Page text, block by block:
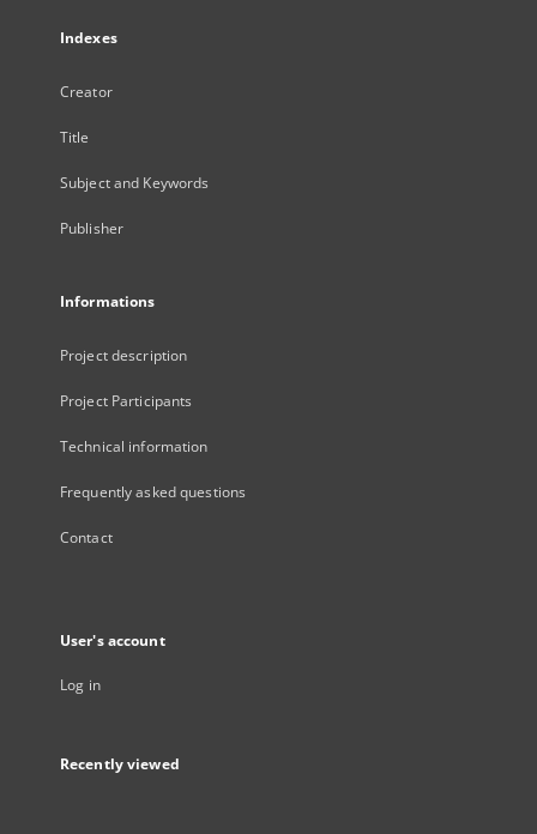
Indexes
Creator
Title
Subject and Keywords
Publisher
Informations
Project description
Project Participants
Technical information
Frequently asked questions
Contact
User's account
Log in
Recently viewed